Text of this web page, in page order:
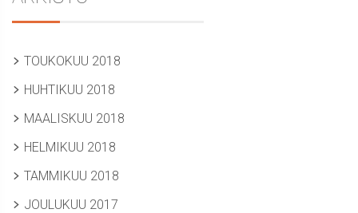
TOUKOKUU 2018
HUHTIKUU 2018
MAALISKUU 2018
HELMIKUU 2018
TAMMIKUU 2018
JOULUKUU 2017